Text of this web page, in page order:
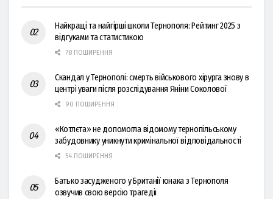
Найкращі та найгірші школи Тернополя: Рейтинг 2025 з
відгуками та статистикою
78 ПОШИРЕННЯ
Скандал у Тернополі: смерть військового хірурга знову в
центрі уваги після розслідування Яніни Соколової
90 ПОШИРЕННЯ
«Котлєта» не допомогла відомому тернопільському
забудовнику уникнути кримінальної відповідальності
54 ПОШИРЕННЯ
Батько засудженого у Британії юнака з Тернополя
озвучив свою версію трагедії